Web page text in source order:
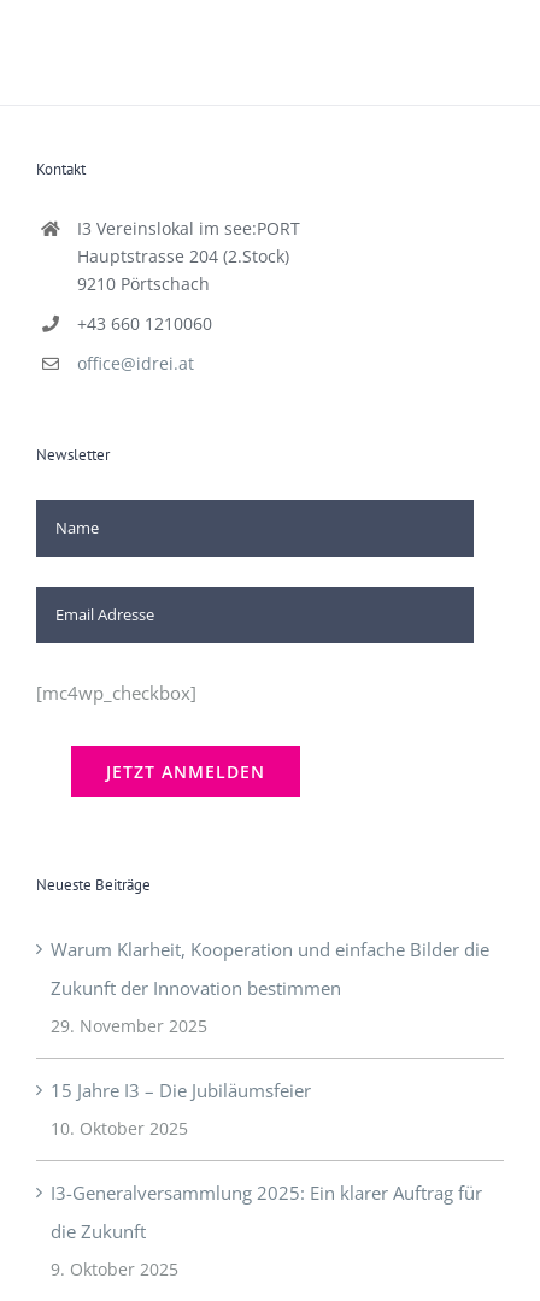
Kontakt
I3 Vereinslokal im see:PORT
Hauptstrasse 204 (2.Stock)
9210 Pörtschach
+43 660 1210060
office@idrei.at
Newsletter
[mc4wp_checkbox]
Neueste Beiträge
Warum Klarheit, Kooperation und einfache Bilder die
Zukunft der Innovation bestimmen
29. November 2025
15 Jahre I3 – Die Jubiläumsfeier
10. Oktober 2025
I3-Generalversammlung 2025: Ein klarer Auftrag für
die Zukunft
9. Oktober 2025